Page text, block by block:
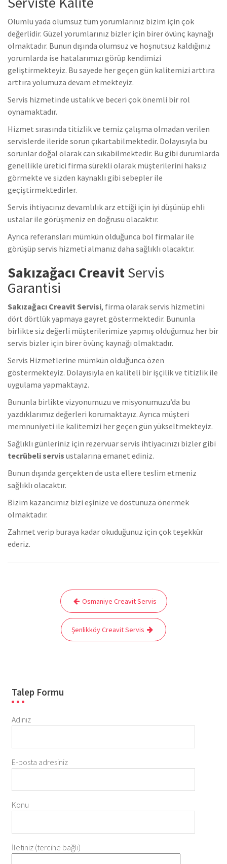
Olumlu yada olumsuz tüm yorumlarınız bizim için çok
değerlidir. Güzel yorumlarınız bizler için birer övünç kaynağı
olmaktadır. Bunun dışında olumsuz ve hoşnutsuz kaldığınız
yorumlarda ise hatalarımızı görüp kendimizi
geliştirmekteyiz. Bu sayede her geçen gün kalitemizi arttıra
arttıra yolumuza devam etmekteyiz.
Servis hizmetinde ustalık ve beceri çok önemli bir rol
oynamaktadır.
Hizmet sırasında titizlik ve temiz çalışma olmadan verilen
servislerde ileride sorun çıkartabilmektedir. Dolayısıyla bu
sorunlar doğal olarak can sıkabilmektedir. Bu gibi durumlarda
genellikle üretici firma sürekli olarak müşterilerini haksız
görmekte ve sizden kaynaklı gibi sebepler ile
geçiştirmektedirler.
Servis ihtiyacınız devamlılık arz ettiği için iyi düşünüp ehli
ustalar ile görüşmeniz en doğrusu olacaktır.
Ayrıca referansları mümkün olduğunca bol firmalar ile
görüşüp servis hizmeti almanız daha sağlıklı olacaktır.
Sakızağacı CreavitServis
Garantisi
Sakızağacı Creavit Servisi, firma olarak servis hizmetini
dört dörtlük yapmaya gayret göstermektedir. Bununla
birlikte siz değerli müşterilerimize yapmış olduğumuz her bir
servis bizler için birer övünç kaynağı olmaktadır.
Servis Hizmetlerine mümkün olduğunca özen
göstermekteyiz. Dolayısıyla en kaliteli bir işçilik ve titizlik ile
uygulama yapmaktayız.
Bununla birlikte vizyonumuzu ve misyonumuzu’da bu
yazdıklarımız değerleri korumaktayız. Ayrıca müşteri
memnuniyeti ile kalitemizi her geçen gün yükseltmekteyiz.
Sağlıklı günleriniz için rezervuar servis ihtiyacınızı bizler gibi
tecrübeli servis ustalarına emanet ediniz.
Bunun dışında gerçekten de usta ellere teslim etmeniz
sağlıklı olacaktır.
Bizim kazancımız bizi eşinize ve dostunuza önermek
olmaktadır.
Zahmet verip buraya kadar okuduğunuz için çok teşekkür
ederiz.
gezinmesi
Osmaniye Creavit Servis
Şenlikköy Creavit Servis
Talep Formu
Adınız
E-posta adresiniz
Konu
İletiniz (tercihe bağlı)